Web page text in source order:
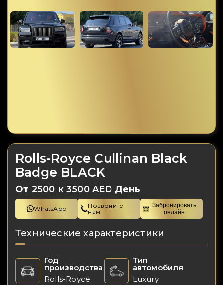
Rolls-Royce Cullinan Black
Badge BLACK
От 2500 к 3500 AED День
WhatsApp
Позвоните
нам
Забронировать
онлайн
Технические характеристики
Год
производства
Rolls-Royce
Тип
автомобиля
Luxury